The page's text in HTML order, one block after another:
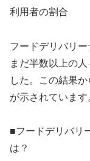
利用者の割合
フードデリバリー
まだ半数以上の
した。この結果
が示されています
■フードデリバリ
は？